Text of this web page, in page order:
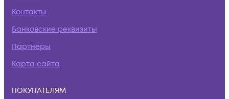
Контакты
Банковские реквизиты
Партнеры
Карта сайта
ПОКУПАТЕЛЯМ